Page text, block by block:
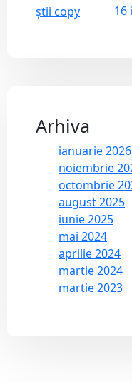
16
Arhiva
ianuarie 2026
noiembrie
octombrie
august 2025
iunie 2025
mai 2024
aprilie 2024
martie 2024
martie 2023